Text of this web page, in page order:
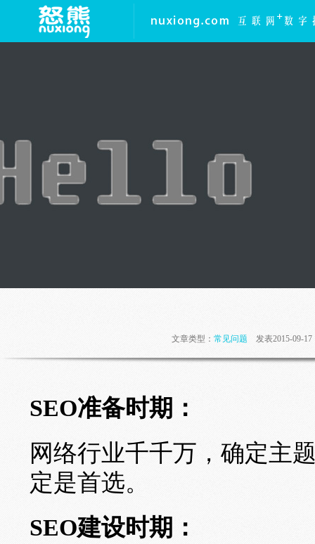
文章类型： 常见问题 发表2015-09-
SEO准备时期：
网络行业千千万，确定主
定是首选。
SEO建设时期：